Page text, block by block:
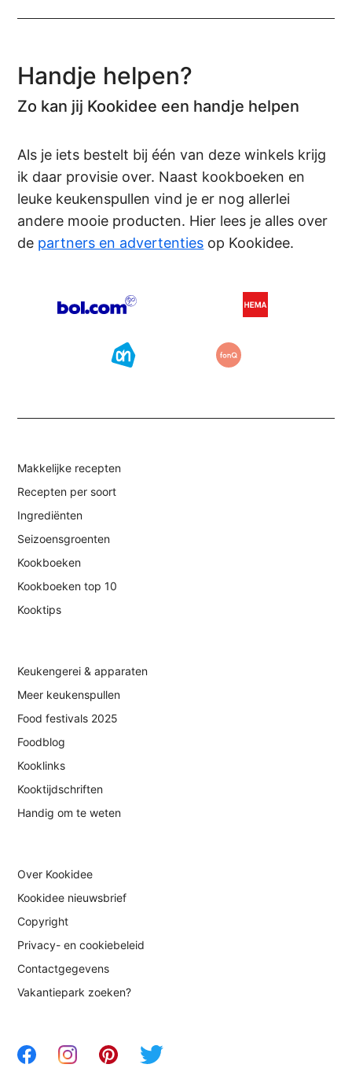
Handje helpen?
Zo kan jij Kookidee een handje helpen
Als je iets bestelt bij één van deze winkels krijg
ik daar provisie over. Naast kookboeken en
leuke keukenspullen vind je er nog allerlei
andere mooie producten. Hier lees je alles over
de partners en advertenties op Kookidee.
Makkelijke recepten
Recepten per soort
Ingrediënten
Seizoensgroenten
Kookboeken
Kookboeken top 10
Kooktips
Keukengerei & apparaten
Meer keukenspullen
Food festivals 2025
Foodblog
Kooklinks
Kooktijdschriften
Handig om te weten
Over Kookidee
Kookidee nieuwsbrief
Copyright
Privacy- en cookiebeleid
Contactgegevens
Vakantiepark zoeken?